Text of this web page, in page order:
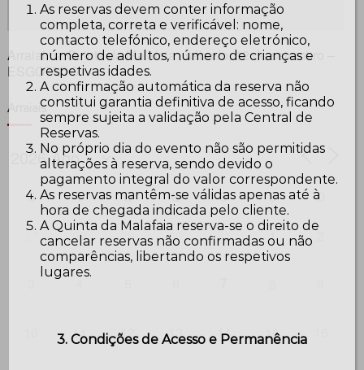
Arraial na Quinta da Malafaia , sábado, 12 de setembro –
ESGOTADO
Arraiais
S T Q Q S S D
27 28 29 30 31 1 2
11 12 13 14 15
As reservas devem conter informação
completa, correta e verificável: nome,
contacto telefónico, endereço eletrónico,
número de adultos, número de crianças e
respetivas idades.
A confirmação automática da reserva não
constitui garantia definitiva de acesso, ficando
sempre sujeita a validação pela Central de
Reservas.
No próprio dia do evento não são permitidas
alterações à reserva, sendo devido o
pagamento integral do valor correspondente.
As reservas mantêm-se válidas apenas até à
hora de chegada indicada pelo cliente.
A Quinta da Malafaia reserva-se o direito de
cancelar reservas não confirmadas ou não
comparências, libertando os respetivos
lugares.
3. Condições de Acesso e Permanência